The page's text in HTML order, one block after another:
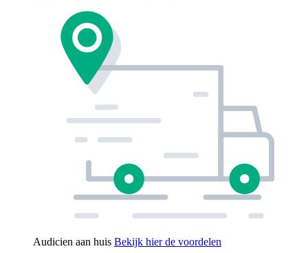
Audicien aan huis Bekijk hier de voordelen